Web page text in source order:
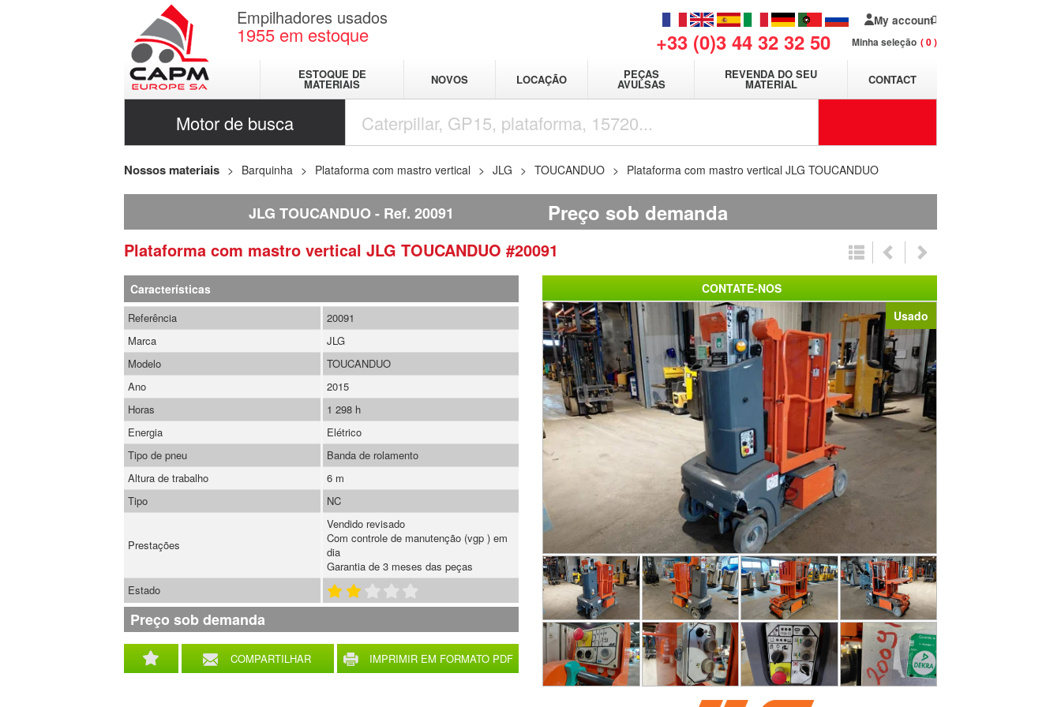
Empilhadores usados
1955 em estoque +33 (0)3 44 32 32 50
My account
Minha seleção 0
ESTOQUE DE
MATERIAIS NOVOS LOCAÇÃO PEÇAS
AVULSAS
REVENDA DO SEU
MATERIAL CONTACT
Motor de busca
Nossos materiais Barquinha Plataforma com mastro vertical JLG TOUCANDUO Plataforma com mastro vertical JLG TOUCANDUO
JLG TOUCANDUO Ref. 20091 Preço sob demanda
Plataforma com mastro vertical JLG TOUCANDUO #20091
Usado
Características
COMPARTILHAR IMPRIMIR EM FORMATO PDF
Referência
20091
Marca
JLG
Modelo
TOUCANDUO
Ano
2015
Horas
1 298 h
Energia
Elétrico
Tipo de pneu
Banda de rolamento
Altura de trabalho
6 m
Tipo
NC
Prestações
Vendido revisado
Com controle de manutenção (vgp ) em
dia
Garantia de 3 meses das peças
Estado
Preço sob demanda
CONTATE-NOS